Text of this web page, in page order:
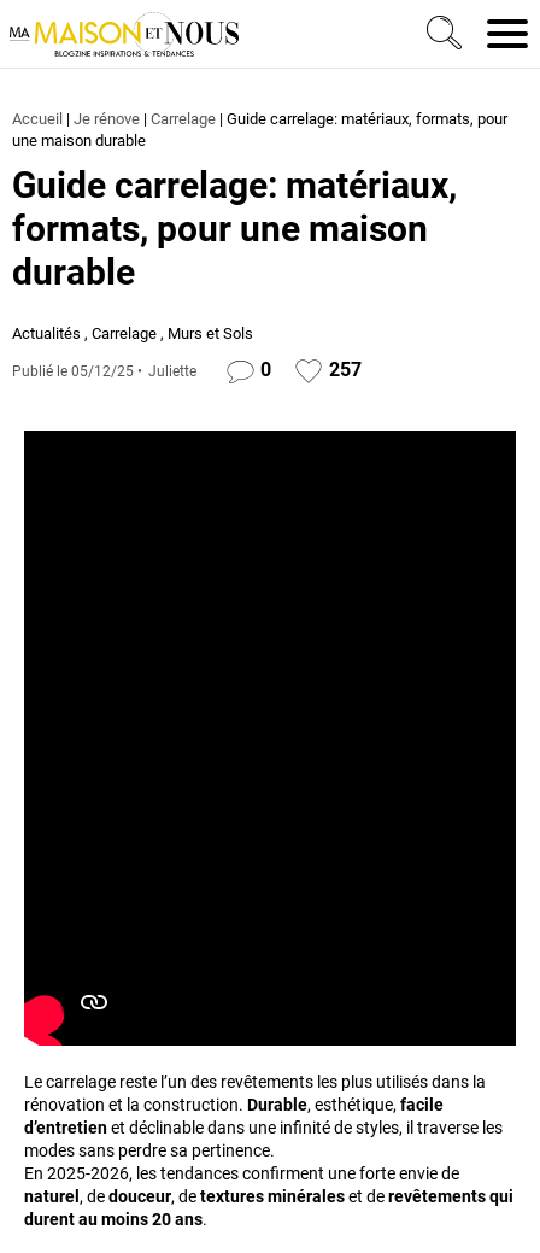
Ma Maison et Nous Construction, rénovation &
Accueil | Je rénove | Carrelage | Guide carrelage: matériaux, formats, pour
une maison durable
Guide carrelage: matériaux,
formats, pour une maison
durable
Actualités , Carrelage , Murs et Sols
Publié le 05/12/25 Juliette 0 257
Le carrelage reste l’un des revêtements les plus utilisés dans la
rénovation et la construction. Durable, esthétique, facile
d’entretienet déclinable dans une infinité de styles, il traverse les
modes sans perdre sa pertinence.
En 2025-2026, les tendances confirment une forte envie de
naturel , dedouceur, detextures minéraleset derevêtements qui
durent au moins 20 ans.